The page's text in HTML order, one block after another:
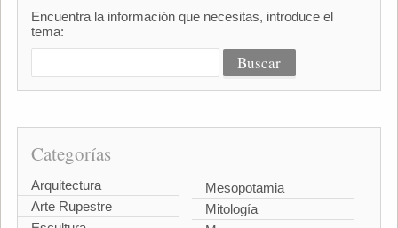
Encuentra la información que necesitas, introduce el
tema:
Categorías
Arquitectura
Arte Rupestre
Mesopotamia
Mitología